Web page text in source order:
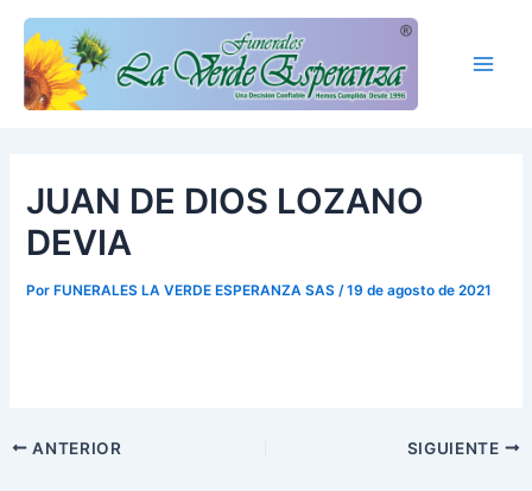
contenido
JUAN DE DIOS LOZANO
DEVIA
Por FUNERALES LA VERDE ESPERANZA SAS/19 de agosto de 2021
ANTERIOR SIGUIENTE